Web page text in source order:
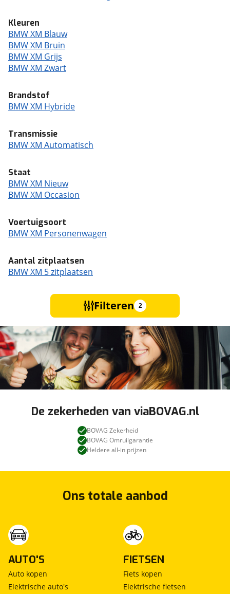
Kleuren
BMW XM Blauw
BMW XM Bruin
BMW XM Grijs
BMW XM Zwart
Brandstof
BMW XM Hybride
Transmissie
BMW XM Automatisch
Staat
BMW XM Nieuw
BMW XM Occasion
Voertuigsoort
BMW XM Personenwagen
Aantal zitplaatsen
BMW XM 5 zitplaatsen
Filteren 2
De zekerheden van viaBOVAG.nl
BOVAG Zekerheid
BOVAG Omruilgarantie
Heldere all-in prijzen
Ons totale aanbod
AUTO'S
Auto kopen
Elektrische auto's
FIETSEN
Fiets kopen
Elektrische fietsen